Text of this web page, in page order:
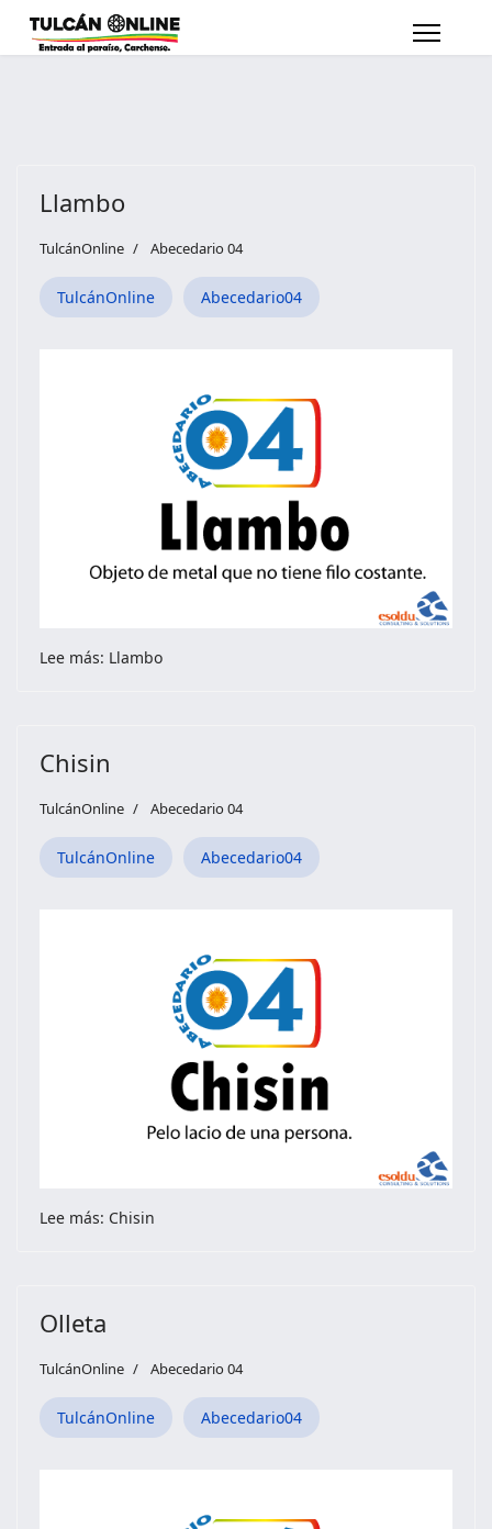
Llambo
TulcánOnline Abecedario 04
TulcánOnline Abecedario04
Lee más: Llambo
Chisin
TulcánOnline Abecedario 04
TulcánOnline Abecedario04
Lee más: Chisin
Olleta
TulcánOnline Abecedario 04
TulcánOnline Abecedario04